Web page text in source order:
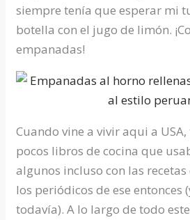
siempre tenía que esperar mi
botella con el jugo de limón.
empanadas!
Cuando vine a vivir aqui a
pocos libros de cocina que
algunos incluso con las
los periódicos de ese entonces
todavía). A lo largo de todo